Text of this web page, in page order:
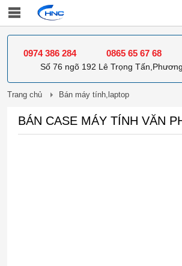
0974 386 284 0865 65 67 68
Số 76 ngõ 192 Lê Trọng
Trang chủ Bán máy tính,laptop
BÁN CASE MÁY TÍNH VĂN